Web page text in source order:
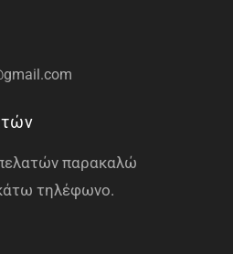
παρακαλώ
τηλέφωνο.